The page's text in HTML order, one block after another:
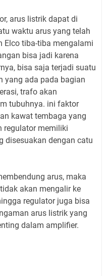
arus listrik dapat di
waktu arus yang telah
Elco tiba-tiba mengalami
bisa jadi karena
bisa saja terjadi suatu
yang ada pada bagian
trafo akan
tubuhnya. ini faktor
kawat tembaga yang
regulator memiliki
disesuakan dengan catu
arus, maka
akan mengalir ke
regulator juga bisa
arus listrik yang
dalam amplifier.